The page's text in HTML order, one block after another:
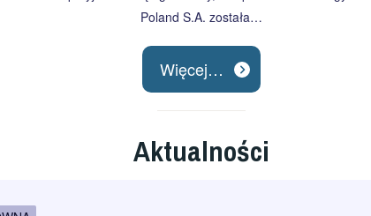
Poland S.A. została…
Więcej…
Aktualności